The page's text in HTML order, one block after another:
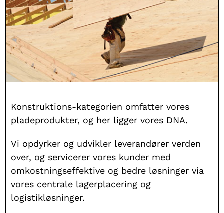
Konstruktions-kategorien omfatter vores
pladeprodukter, og her ligger vores DNA.
Vi opdyrker og udvikler leverandører verden
over, og servicerer vores kunder med
omkostningseffektive og bedre løsninger via
vores centrale lagerplacering og
logistikløsninger.